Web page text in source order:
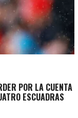
POR LA CUENTA
ESCUADRAS